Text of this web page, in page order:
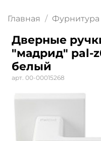
Главная Фурнитура
Дверные
"мадрид" pal-
белый
арт. 00-00015268